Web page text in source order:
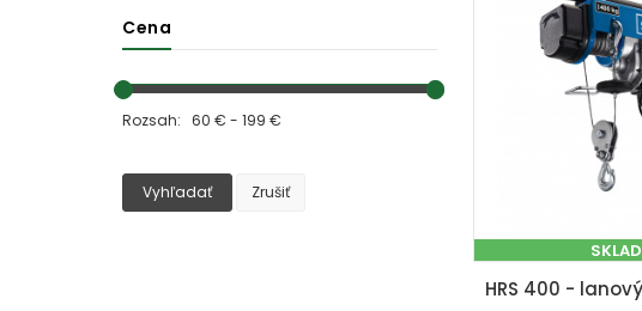
Cena
Rozsah: 60 € - 199 €
Vyhľadať Zrušiť